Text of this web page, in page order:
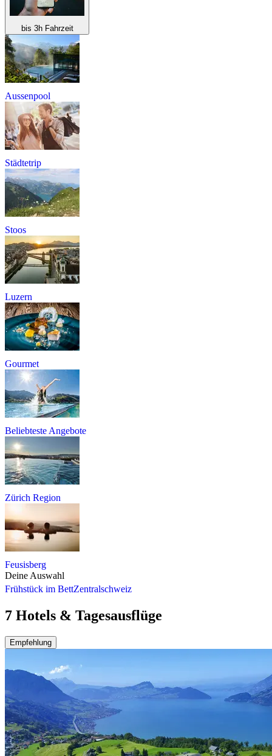
bis 3h Fahrzeit
Aussenpool
Städtetrip
Stoos
Luzern
Gourmet
Beliebteste Angebote
Zürich Region
Feusisberg
Deine Auswahl
Frühstück im BettZentralschweiz
7 Hotels & Tagesausflüge
Empfehlung